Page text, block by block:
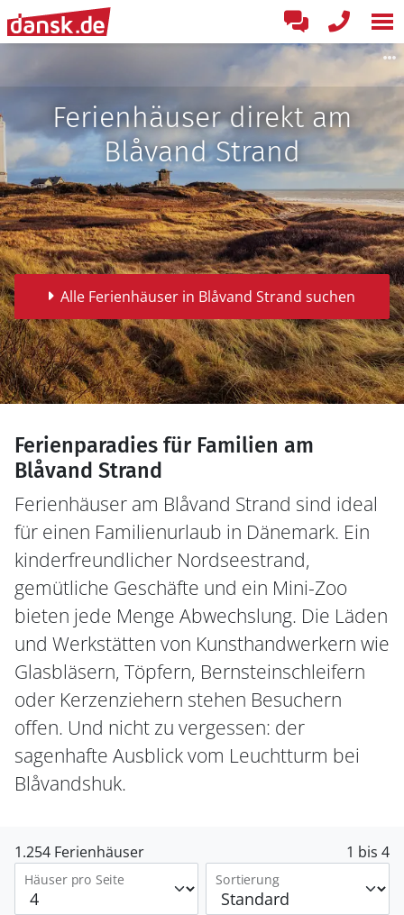
Ferienhäuser direkt am
Blåvand Strand
Alle Ferienhäuser in Blåvand Strand suchen
Ferienparadies für Familien am
Blåvand Strand
Ferienhäuser am Blåvand Strand sind ideal
für einen Familienurlaub in Dänemark. Ein
kinderfreundlicher Nordseestrand,
gemütliche Geschäfte und ein Mini-Zoo
bieten jede Menge Abwechslung. Die Läden
und Werkstätten von Kunsthandwerkern wie
Glasbläsern, Töpfern, Bernsteinschleifern
oder Kerzenziehern stehen Besuchern
offen. Und nicht zu vergessen: der
sagenhafte Ausblick vom Leuchtturm bei
Blåvandshuk.
1.254 Ferienhäuser 1 bis 4
Häuser pro Seite Sortierung